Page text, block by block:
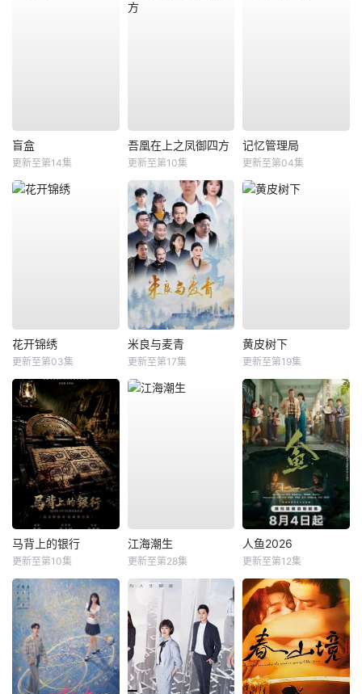
盲盒
更新至第14集
吾凰在上之凤御四方
更新至第10集
记忆管理局
更新至第04集
花开锦绣
更新至第03集
米良与麦青
更新至第17集
黄皮树下
更新至第19集
马背上的银行
更新至第10集
江海潮生
更新至第28集
人鱼2026
更新至第12集